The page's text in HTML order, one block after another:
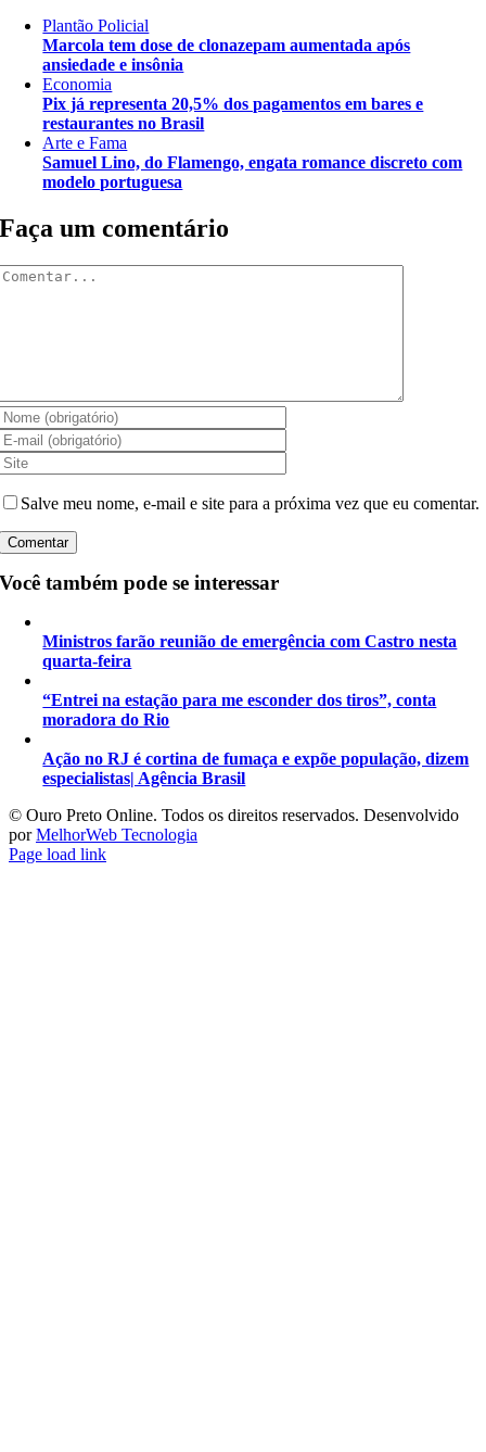
Plantão Policial
Marcola tem dose de clonazepam aumentada após
ansiedade e insônia
Economia
Pix já representa 20,5% dos pagamentos em bares e
restaurantes no Brasil
Arte e Fama
Samuel Lino, do Flamengo, engata romance discreto com
modelo portuguesa
Faça um comentário
Salve meu nome, e-mail e site para a próxima vez que eu comentar.
Você também pode se interessar
Ministros farão reunião de emergência com Castro nesta
quarta-feira
“Entrei na estação para me esconder dos tiros”, conta
moradora do Rio
Ação no RJ é cortina de fumaça e expõe população, dizem
especialistas| Agência Brasil
©️ Ouro Preto Online. Todos os direitos reservados. Desenvolvido
porMelhorWeb Tecnologia
Page load link